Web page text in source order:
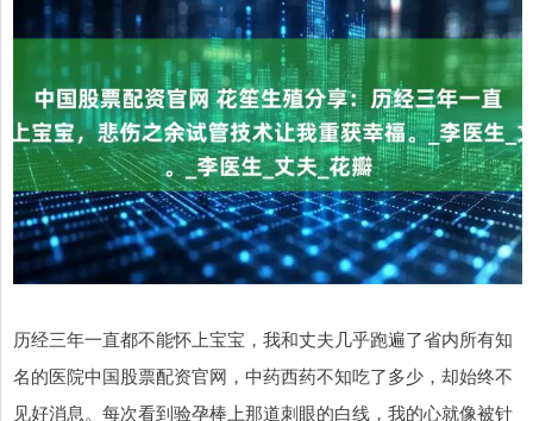
历经三年一直都不能怀上宝宝，我和丈夫几乎跑遍了省内所有知
名的医院中国股票配资官网，中药西药不知吃了多少，却始终不
见好消息。每次看到验孕棒上那道刺眼的白线，我的心就像被针